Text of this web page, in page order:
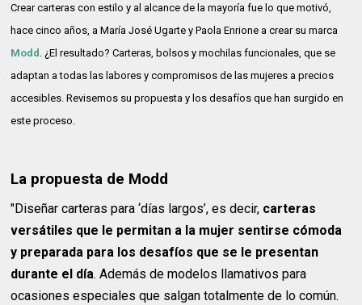
Crear carteras con estilo y al alcance de la mayoría fue lo que motivó,
hace cinco años, a María José Ugarte y Paola Enrione a crear su marca
Modd . ¿El resultado? Carteras, bolsos y mochilas funcionales, que se
adaptan a todas las labores y compromisos de las mujeres a precios
accesibles. Revisemos su propuesta y los desafíos que han surgido en
este proceso.
La propuesta de Modd
"Diseñar carteras para ‘días largos’, es decir, carteras
versátiles que le permitan a la mujer sentirse cómoda
y preparada para los desafíos que se le presentan
durante el día. Además de modelos llamativos para
ocasiones especiales que salgan totalmente de lo común.